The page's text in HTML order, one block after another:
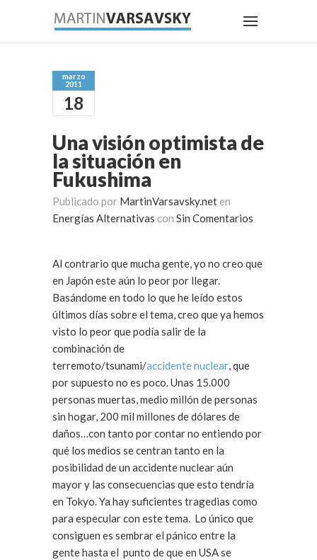
marzo
2011
18
Una visión optimista de
la situación en
Fukushima
Publicado por MartinVarsavsky.net en
Energías Alternativas con Sin Comentarios
Al contrario que mucha gente, yo no creo que
en Japón este aún lo peor por llegar.
Basándome en todo lo que he leído estos
últimos días sobre el tema, creo que ya hemos
visto lo peor que podía salir de la
combinación de
terremoto/tsunami/accidente nuclear, que
por supuesto no es poco. Unas 15.000
personas muertas, medio millón de personas
sin hogar, 200 mil millones de dólares de
daños…con tanto por contar no entiendo por
qué los medios se centran tanto en la
posibilidad de un accidente nuclear aún
mayor y las consecuencias que esto tendría
en Tokyo. Ya hay suficientes tragedias como
para especular con este tema. Lo único que
consiguen es sembrar el pánico entre la
gente hasta el punto de que en USA se